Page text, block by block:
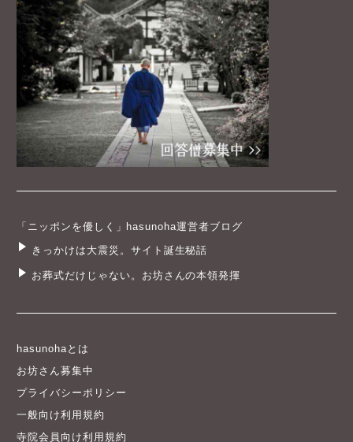
「ニッポンを優しく」hasunoha運営者ブログ
きっかけは大震災。サイト誕生秘話
お葬式だけじゃない。お坊さんの本領発揮
hasunohaとは
お坊さん募集中
プライバシーポリシー
一般向け利用規約
寺院会員向け利用規約